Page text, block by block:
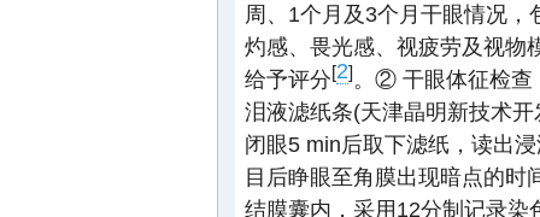
周、1个月及3个月干眼情况
灼感、畏光感、视疲劳及视物
给予评分[2]。② 干眼体征检查
泪液滤纸条(天津晶明新技术
闭眼5 min后取下滤纸，读出
目后睁眼至角膜出现暗点的时
结膜囊内，采用12分制记录